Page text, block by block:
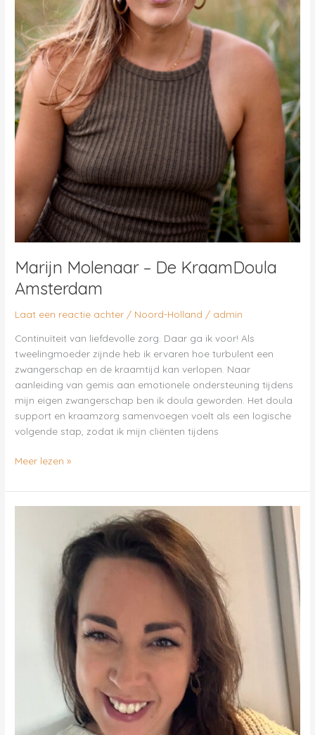
Marijn Molenaar – De KraamDoula
Amsterdam
Laat een reactie achter / Noord-Holland / admin
Continuïteit van liefdevolle zorg. Daar ga ik voor! Als
tweelingmoeder zijnde heb ik ervaren hoe turbulent een
zwangerschap en de kraamtijd kan verlopen. Naar
aanleiding van gemis aan emotionele ondersteuning tijdens
mijn eigen zwangerschap ben ik doula geworden. Het doula
support en kraamzorg samenvoegen voelt als een logische
volgende stap, zodat ik mijn cliënten tijdens
Meer lezen »